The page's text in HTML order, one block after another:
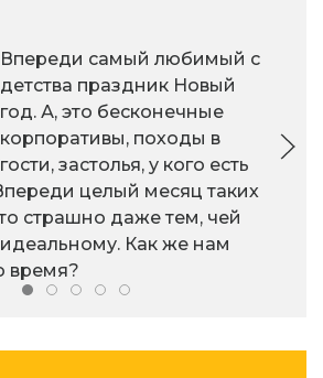
Впереди самый любимый с
детства праздник Новый
год. А, это бесконечные
корпоративы, походы в
гости, застолья, у кого есть
целый месяц таких
страшно даже тем, чей
идеальному. Как же нам
время?